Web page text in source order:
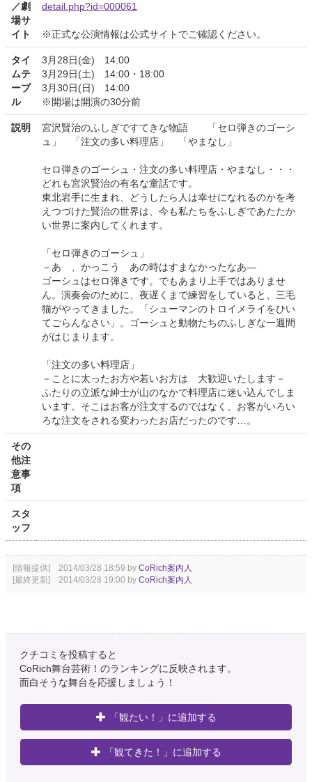
／劇
場サ
イト
detail.php?id=000061
※正式な公演情報は公式サイトでご確認ください。
タイ
ムテ
ーブ
ル
3月28日(金) 14:00
3月29日(土) 14:00・18:00
3月30日(日) 14:00
※開場は開演の30分前
説明
宮沢賢治のふしぎですてきな物語 「セロ弾きのゴーシ
ュ」 「注文の多い料理店」 「やまなし」
セロ弾きのゴーシュ・注文の多い料理店・やまなし・・・
どれも宮沢賢治の有名な童話です。
東北岩手に生まれ、どうしたら人は幸せになれるのかを考
えつづけた賢治の世界は、今も私たちをふしぎであたたか
い世界に案内してくれます。
「セロ弾きのゴーシュ」
－あゝ、かっこう あの時はすまなかったなあ―
ゴーシュはセロ弾きです。でもあまり上手ではありませ
ん。演奏会のために、夜遅くまで練習をしていると、三毛
猫がやってきました。「シューマンのトロイメライをひい
てごらんなさい」。ゴーシュと動物たちのふしぎな一週間
がはじまります。
「注文の多い料理店」
－ことに太ったお方や若いお方は 大歓迎いたします－
ふたりの立派な紳士が山のなかで料理店に迷い込んでしま
います。そこはお客が注文するのではなく、お客がいろい
ろな注文をされる変わったお店だったのです…。
その
他注
意事
項
スタ
ッフ
[情報提供] 2014/03/28 18:59 by CoRich案内人
[最終更新] 2014/03/28 19:00 by CoRich案内人
クチコミを投稿すると
CoRich舞台芸術！のランキングに反映されます。
面白そうな舞台を応援しましょう！
「観たい！」に追加する
「観てきた！」に追加する